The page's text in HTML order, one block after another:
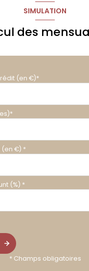
SIMULATION
des
(en €)*
€) *
(%) *
* Champs obligatoires